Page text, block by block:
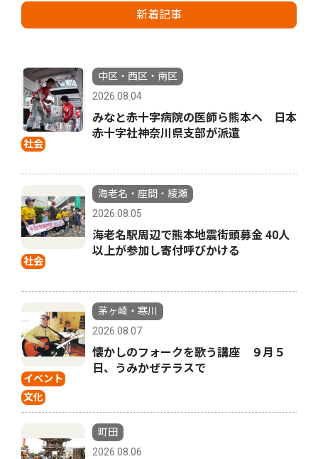
新着記事
社会
中区・西区・南区
2026.08.04
みなと赤十字病院の医師ら熊本へ 日本
赤十字社神奈川県支部が派遣
社会
海老名・座間・綾瀬
2026.08.05
海老名駅周辺で熊本地震街頭募金 40人
以上が参加し寄付呼びかける
イベント
文化
茅ヶ崎・寒川
2026.08.07
懐かしのフォークを歌う講座 ９月５
日、うみかぜテラスで
町田
2026.08.06